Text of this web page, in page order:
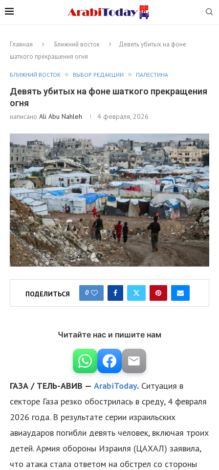
Главная Ближний восток
Девять убитых на фоне
шаткого прекращения огня
БЛИЖНИЙ ВОСТОК ВЫБОР РЕДАКЦИИ ПАЛЕСТИНА
Девять убитых на фоне шаткого прекращения
огня
написано Ali Abu Nahleh 4 февраля, 2026
ПОДЕЛИТЬСЯ 0
Читайте нас и пишите нам
ГАЗА / ТЕЛЬ-АВИВ — ArabiToday. Ситуация в
секторе Газа резко обострилась в среду, 4 февраля
2026 года. В результате серии израильских
авиаударов погибли девять человек, включая троих
детей. Армия обороны Израиля (ЦАХАЛ) заявила,
что атака стала ответом на обстрел со стороны